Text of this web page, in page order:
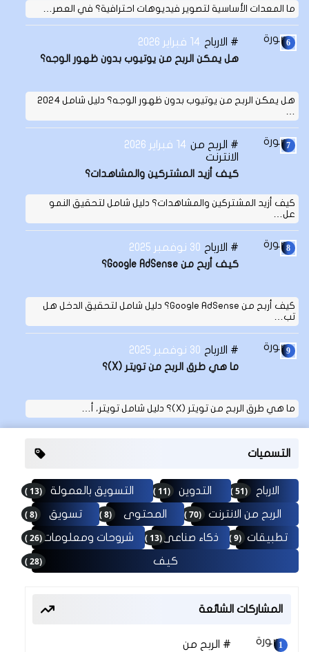
ما المعدات الأساسية لتصوير فيديوهات احترافية؟ في العصر…
الارباح
14 فبراير 2026
هل يمكن الربح من يوتيوب بدون ظهور الوجه؟
هل يمكن الربح من يوتيوب بدون ظهور الوجه؟ دليل شامل 2024
…
الربح من
الانترنت
14 فبراير 2026
كيف أزيد المشتركين والمشاهدات؟
كيف أزيد المشتركين والمشاهدات؟ دليل شامل لتحقيق النمو
عل…
الارباح
30 نوفمبر 2025
كيف أربح من Google AdSense؟
كيف أربح من Google AdSense؟ دليل شامل لتحقيق الدخل هل
تب…
الارباح
30 نوفمبر 2025
ما هي طرق الربح من تويتر (X)؟
ما هي طرق الربح من تويتر (X)؟ دليل شامل تويتر، أ…
التسميات
الارباح (51 ) التدوين (11 ) التسويق بالعمولة (13 )
الربح من الانترنت (70 ) المحتوى (8 ) تسويق (8 )
تطبيقات (9 ) ذكاء صناعى(13 ) شروحات ومعلومات(26 )
كيف (28 )
المشاركات الشائعة
الربح من